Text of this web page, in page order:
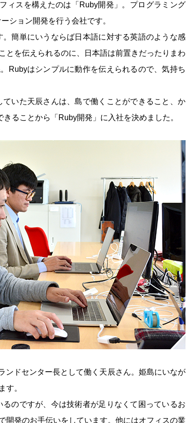
ィスを構えたのは「Ruby開発」。プログラミング
ション開発を行う会社です。
。簡単にいうならば日本語に対する英語のような感
とを伝えられるのに、日本語は前置きだったりまわ
Rubyはシンプルに動作を伝えられるので、気持ち
いた天辰さんは、島で働くことができること、か
ることから「Ruby開発」に入社を決めました。
ンドセンター長として働く天辰さん。姫島にいなが
す。
るのですが、今は技術者が足りなくて困っているお
開発のお手伝いをしています。他にはオフィスの業